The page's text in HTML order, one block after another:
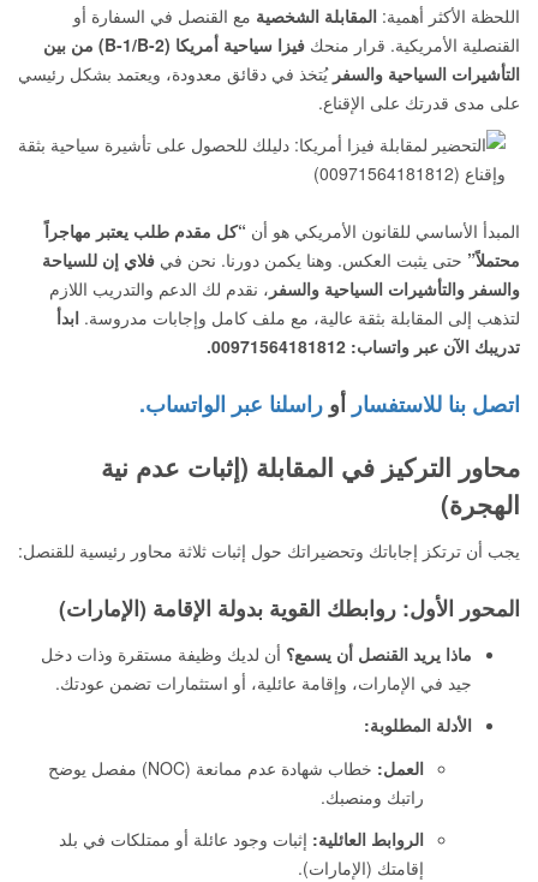
اللحظة الأكثر أهمية: المقابلة الشخصية مع القنصل في السفارة أو
القنصلية الأمريكية. قرار منحك
فيزا سياحية أمريكا (B-1/B-2) من بين
التأشيرات السياحية والسفر يُتخذ في دقائق معدودة، ويعتمد بشكل رئيسي
على مدى قدرتك على الإقناع.
المبدأ الأساسي للقانون الأمريكي هو أن “كل مقدم طلب يعتبر مهاجراً
محتملاً” حتى يثبت العكس. وهنا يكمن دورنا. نحن في فلاي إن للسياحة
والسفر والتأشيرات السياحية والسفر ، نقدم لك الدعم والتدريب اللازم
لتذهب إلى المقابلة بثقة عالية، مع ملف كامل وإجابات مدروسة. ابدأ
تدريبك الآن عبر واتساب: 00971564181812.
اتصل بنا للاستفسار أو راسلنا عبر الواتساب.
محاور التركيز في المقابلة (إثبات عدم نية
الهجرة)
يجب أن ترتكز إجاباتك وتحضيراتك حول إثبات ثلاثة محاور رئيسية للقنصل:
المحور الأول: روابطك القوية بدولة الإقامة (الإمارات)
ماذا يريد القنصل أن يسمع؟ أن لديك وظيفة مستقرة وذات دخل
جيد في الإمارات، وإقامة عائلية، أو استثمارات تضمن عودتك.
الأدلة المطلوبة:
العمل:
خطاب شهادة عدم ممانعة (NOC) مفصل يوضح
راتبك ومنصبك.
الروابط العائلية: إثبات وجود عائلة أو ممتلكات في بلد
إقامتك (الإمارات).